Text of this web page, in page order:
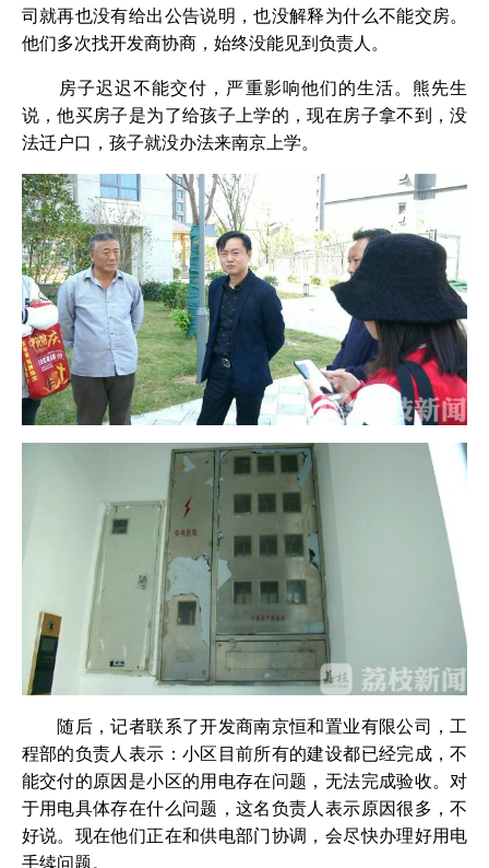
司就再也没有给出公告说明，也没解释为什么不能交房。
他们多次找开发商协商，始终没能见到负责人。
房子迟迟不能交付，严重影响他们的生活。熊先生
说，他买房子是为了给孩子上学的，现在房子拿不到，没
法迁户口，孩子就没办法来南京上学。
随后，记者联系了开发商南京恒和置业有限公司，工
程部的负责人表示：小区目前所有的建设都已经完成，不
能交付的原因是小区的用电存在问题，无法完成验收。对
于用电具体存在什么问题，这名负责人表示原因很多，不
好说。现在他们正在和供电部门协调，会尽快办理好用电
手续问题。